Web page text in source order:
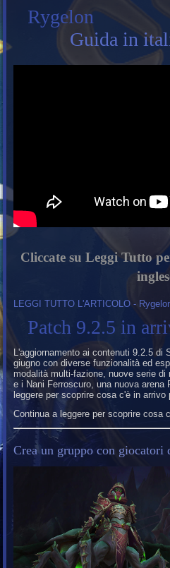
Rygelon
Guida in
Cliccate su Leggi Tutto
LEGGI TUTTO L'ARTICOLO -
Patch 9.2.5 in
L'aggiornamento ai contenuti 9.2.5 di
giugno con diverse funzionalità ed
modalità multi-fazione, nuove serie
e i Nani Ferroscuro, una nuova
leggere per scoprire cosa c'è in arrivo
Continua a leggere per scoprire cosa
Crea un gruppo con giocatori